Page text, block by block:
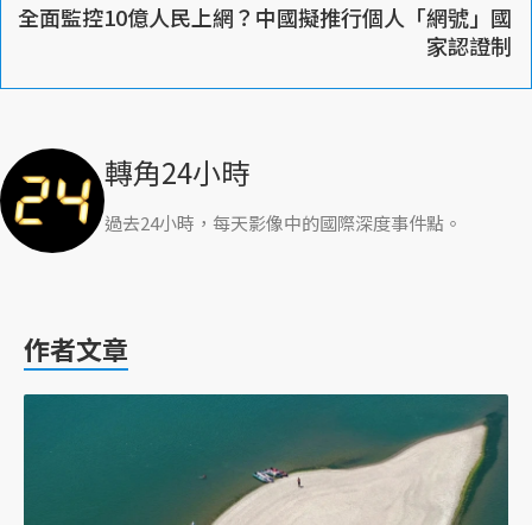
全面監控10億人民上網？中國擬推行個人「網號」國
家認證制
轉角24小時
過去24小時，每天影像中的國際深度事件點。
作者文章